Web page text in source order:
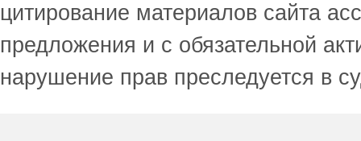
цитирование материалов сайта
предложения и с обязательной
нарушение прав преследуется в